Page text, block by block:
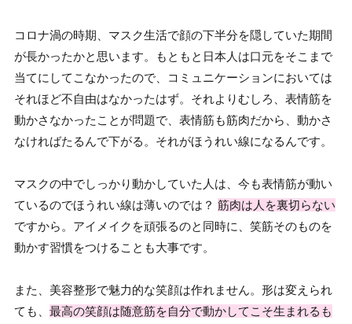
コロナ渦の時期、マスク生活で顔の下半分を隠していた期間
が長かったかと思います。もともと日本人は口元をそこまで
当てにしてこなかったので、コミュニケーションにおいては
それほど不自由はなかったはず。それよりむしろ、表情筋を
動かさなかったことが問題で、表情筋も筋肉だから、動かさ
なければたるんで下がる。それがほうれい線になるんです。
マスクの中でしっかり動かしていた人は、今も表情筋が動い
ているのでほうれい線は薄いのでは？ 筋肉は人を裏切らない
ですから。アイメイクを頑張るのと同時に、笑筋そのものを
動かす習慣をつけることも大事です。
また、美容整形で魅力的な笑顔は作れません。形は変えられ
ても、 最高の笑顔は随意筋を自分で動かしてこそ生まれるも